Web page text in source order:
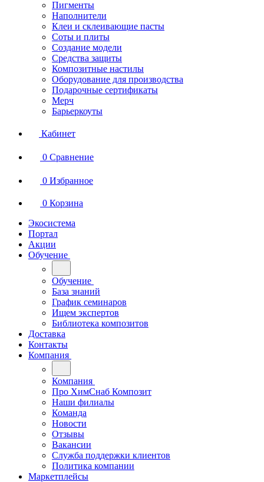
Пигменты
Наполнители
Клеи и склеивающие пасты
Соты и плиты
Создание модели
Средства защиты
Композитные настилы
Оборудование для производства
Подарочные сертификаты
Мерч
Барьеркоуты
Кабинет
0 Сравнение
0 Избранное
0 Корзина
Экосистема
Портал
Акции
Обучение
Обучение
База знаний
График семинаров
Ищем экспертов
Библиотека композитов
Доставка
Контакты
Компания
Компания
Про ХимСнаб Композит
Наши филиалы
Команда
Новости
Отзывы
Вакансии
Служба поддержки клиентов
Политика компании
Маркетплейсы